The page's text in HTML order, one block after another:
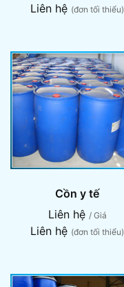
Liên hệ (đơn tối thiểu)
Cồn y tế
Liên hệ / Giá
Liên hệ (đơn tối thiểu)